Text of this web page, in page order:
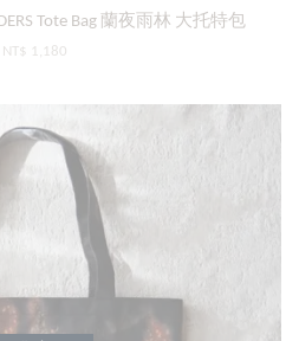
Tote Bag 蘭夜雨林 大托特包
NT$ 1,180